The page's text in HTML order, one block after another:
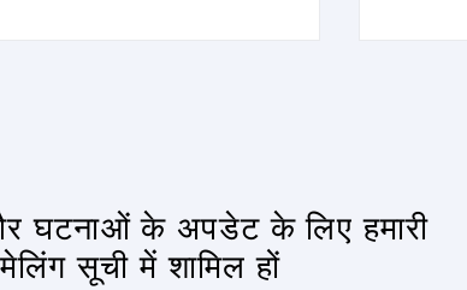
घटनाओं के अपडेट के लिए हमारी
मेलिंग सूची में शामिल हों